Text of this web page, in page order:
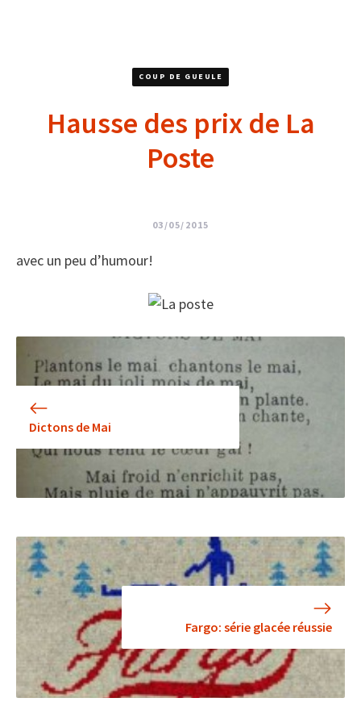
COUP DE GUEULE
Hausse des prix de La
Poste
03/05/2015
avec un peu d’humour!
Dictons de Mai
Fargo: série glacée réussie